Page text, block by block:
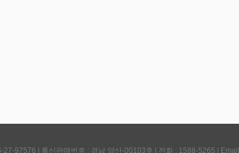
97576 | 통신판매번호 : 경남 양산-00103호 | 전화 : 1588-5265 |